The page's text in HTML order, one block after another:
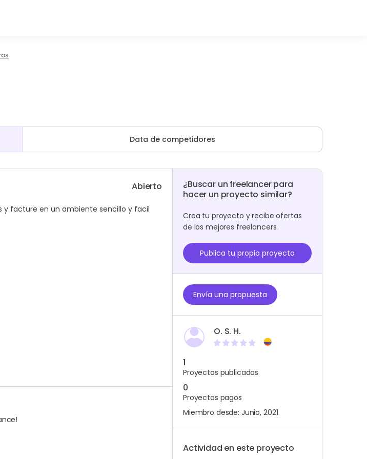
Data de competidores
Abierto
y facture en un ambiente sencillo y facil
¿Buscar un freelancer para
hacer un proyecto similar?
Crea tu proyecto y recibe ofertas
de los mejores freelancers.
Publica tu propio proyecto
Envía una propuesta
O. S. H.
1
Proyectos publicados
0
Proyectos pagos
Miembro desde: Junio, 2021
Actividad en este proyecto